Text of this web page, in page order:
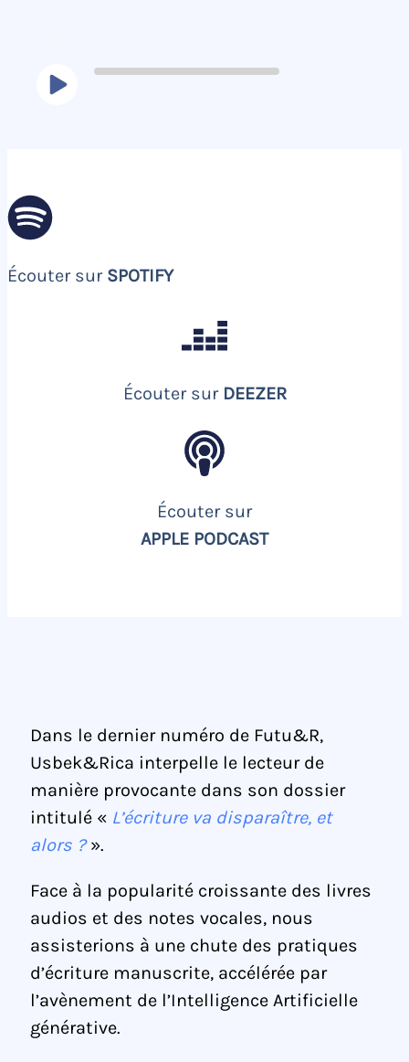
Écouter sur SPOTIFY
Écouter sur DEEZER
Écouter sur
APPLE PODCAST
Dans le dernier numéro de Futu&R,
Usbek&Rica interpelle le lecteur de
manière provocante dans son dossier
intitulé « L’écriture va disparaître, et
alors ? ».
Face à la popularité croissante des livres
audios et des notes vocales, nous
assisterions à une chute des pratiques
d’écriture manuscrite, accélérée par
l’avènement de l’Intelligence Artificielle
générative.